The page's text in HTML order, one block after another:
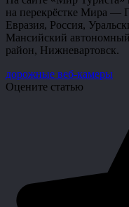
на перекрёстке Мира —
Евразия, Россия,
Мансийский
район, Нижневартовск.
дорожные веб-камеры
Оцените статью